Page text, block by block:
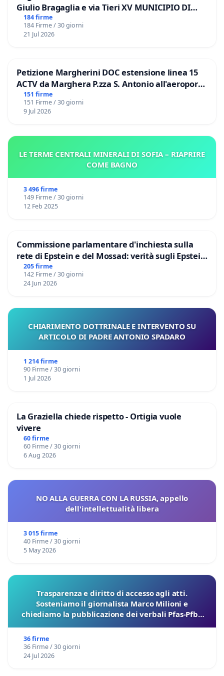
Giulio Bragaglia e via Tieri XV MUNICIPIO DI
ROMA
184 firme
184 Firme / 30 giorni
21 Jul 2026
Petizione Margherini DOC estensione linea 15
ACTV da Marghera P.zza S. Antonio all'aeroporto
Marco Polo tariffa a € 1,50
151 firme
151 Firme / 30 giorni
9 Jul 2026
LE TERME CENTRALI MINERALI DI SOFIA – RIAPRIRE
COME BAGNO
3 496 firme
149 Firme / 30 giorni
12 Feb 2025
Commissione parlamentare d'inchiesta sulla
rete di Epstein e del Mossad: verità sugli Epstein
Files
205 firme
142 Firme / 30 giorni
24 Jun 2026
CHIARIMENTO DOTTRINALE E INTERVENTO SU
ARTICOLO DI PADRE ANTONIO SPADARO
1 214 firme
90 Firme / 30 giorni
1 Jul 2026
La Graziella chiede rispetto - Ortigia vuole
vivere
60 firme
60 Firme / 30 giorni
6 Aug 2026
NO ALLA GUERRA CON LA RUSSIA, appello
dell'intellettualità libera
3 015 firme
40 Firme / 30 giorni
5 May 2026
Trasparenza e diritto di accesso agli atti.
Sosteniamo il giornalista Marco Milioni e
chiediamo la pubblicazione dei verbali Pfas-Pfba
36 firme
36 Firme / 30 giorni
24 Jul 2026